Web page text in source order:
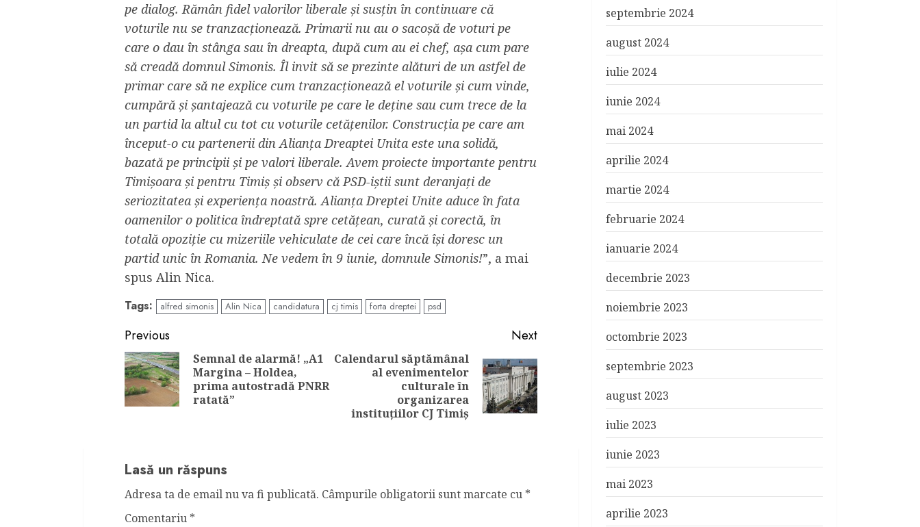
pe dialog. Rămân fidel valorilor liberale și susțin în continuare că
voturile nu se tranzacționează. Primarii nu au o sacoșă de voturi pe
care o dau în stânga sau în dreapta, după cum au ei chef, așa cum pare
să creadă domnul Simonis. Îl invit să se prezinte alături de un astfel de
primar care să ne explice cum tranzacționează el voturile și cum vinde,
cumpără și șantajează cu voturile pe care le deține sau cum trece de la
un partid la altul cu tot cu voturile cetățenilor. Construcția pe care am
început-o cu partenerii din Alianța Dreaptei Unita este una solidă,
bazată pe principii și pe valori liberale. Avem proiecte importante pentru
Timișoara și pentru Timiș și observ că PSD-iștii sunt deranjați de
seriozitatea și experiența noastră. Alianța Dreptei Unite aduce în fata
oamenilor o politica îndreptată spre cetățean, curată și corectă, în
totală opoziție cu mizeriile vehiculate de cei care încă își doresc un
partid unic în Romania. Ne vedem în 9 iunie, domnule Simonis!”, a mai
spus Alin Nica.
Tags: alfred simonis Alin Nica candidatura cj timis forta dreptei psd
Continue
Reading
Previous
Previous
post:
Semnal de alarmă! „A1
Margina – Holdea,
prima autostradă PNRR
ratată”
Next
Calendarul săptămânal
al evenimentelor
culturale în
organizarea
instituțiilor CJ Timiș
Lasă un răspuns
Adresa ta de email nu va fi publicată. Câmpurile obligatorii sunt marcate cu *
Comentariu *
septembrie 2024
august 2024
iulie 2024
iunie 2024
mai 2024
aprilie 2024
martie 2024
februarie 2024
ianuarie 2024
decembrie 2023
noiembrie 2023
octombrie 2023
septembrie 2023
august 2023
iulie 2023
iunie 2023
mai 2023
aprilie 2023